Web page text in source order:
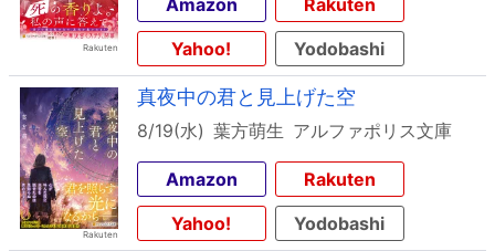
Amazon
Rakuten
Yahoo!
Yodobashi
真夜中の君と見上げた空
8/19(水) 葉方萌生 アルファポリス文庫
Amazon
Rakuten
Yahoo!
Yodobashi